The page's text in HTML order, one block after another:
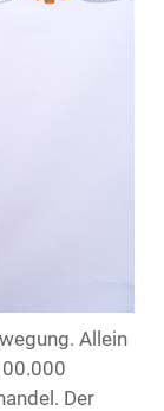
Allein
Der